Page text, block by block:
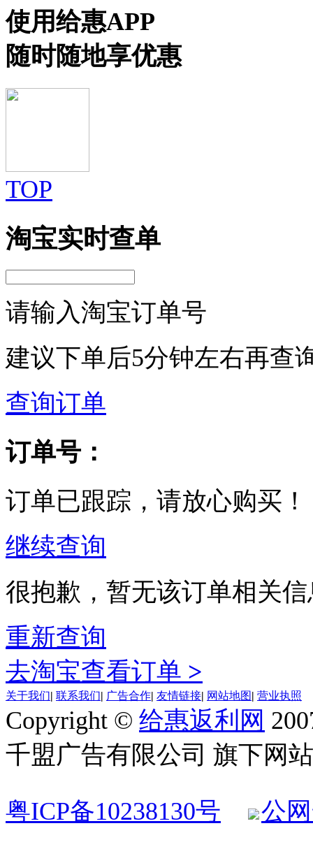
使用给惠APP
随时随地享优惠
TOP
淘宝实时查单
请输入淘宝订单号
建议下单后5分钟左右再查
查询订单
订单号：
订单已跟踪，请放心购买！
继续查询
很抱歉，暂无该订单相关
重新查询
去淘宝查看订单 >
关于我们| 联系我们| 广告合作| 友情链接| 网站地图| 营业执照
Copyright © 给惠返利网
千盟广告有限公司 旗下网
粤ICP备10238130号 公